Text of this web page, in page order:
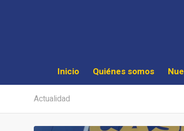
Inicio Quiénes somos
Actualidad